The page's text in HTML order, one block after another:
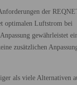
der
optimalen Luftstrom bei
gewährleistet
zusätzlichen
als viele Alternativen